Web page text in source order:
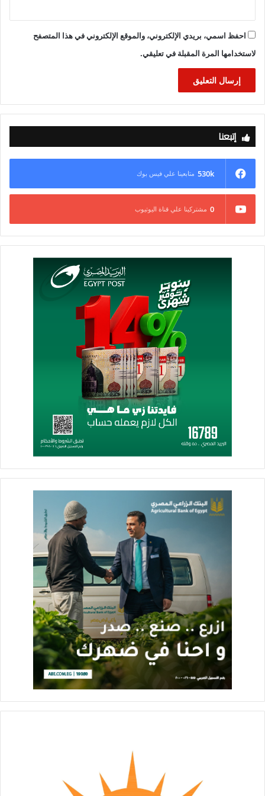
احفظ اسمي، بريدي الإلكتروني، والموقع الإلكتروني في هذا المتصفح
لاستخدامها المرة المقبلة في تعليقي.
إتبعنا
530k متابعينا علي فيس بوك
0 مشتركينا علي قناة اليوتيوب